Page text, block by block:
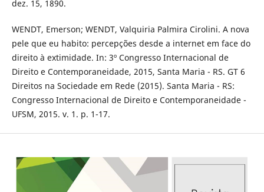
dez. 15, 1890.
WENDT, Emerson; WENDT, Valquiria Palmira Cirolini. A nova
pele que eu habito: percepções desde a internet em face do
direito à extimidade. In: 3º Congresso Internacional de
Direito e Contemporaneidade, 2015, Santa Maria - RS. GT 6
Direitos na Sociedade em Rede (2015). Santa Maria - RS:
Congresso Internacional de Direito e Contemporaneidade -
UFSM, 2015. v. 1. p. 1-17.